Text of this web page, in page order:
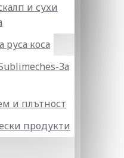
и сухи
руса коса
За
и плътност
продукти